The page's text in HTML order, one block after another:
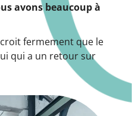
avons beaucoup à
fermement que le
qui a un retour sur